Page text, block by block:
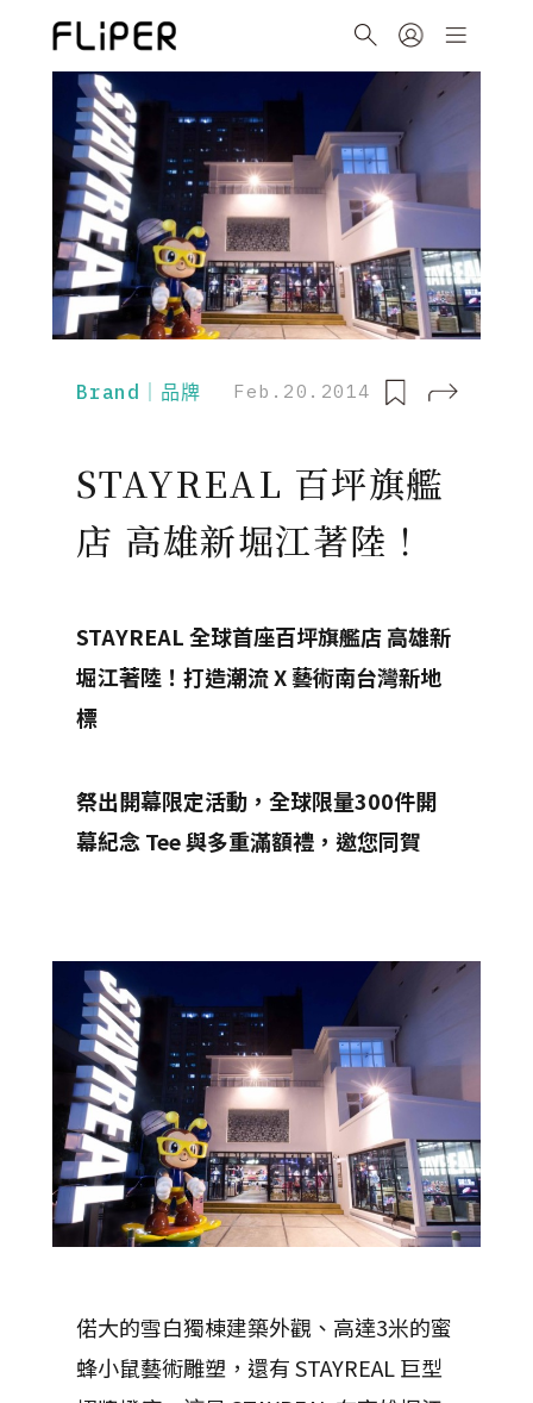
Brand｜品牌 Feb.20.2014
STAYREAL 百坪旗艦
店 高雄新堀江著陸！
STAYREAL全球首座百坪旗艦店 高雄新
堀江著陸！ 打造潮流 X 藝術南台灣新地
標
祭出開幕限定活動，全球限量300件開
幕紀念 Tee 與多重滿額禮，邀您同賀
偌大的雪白獨棟建築外觀、高達3米的蜜
蜂小鼠藝術雕塑，還有 STAYREAL 巨型